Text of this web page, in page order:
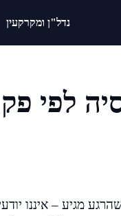
נדל"ן ומקרקעין
לפי
מגיע – איננו